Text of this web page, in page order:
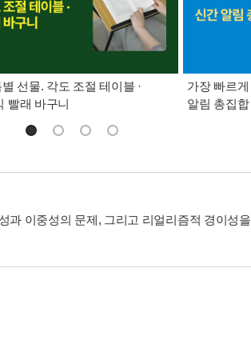
선물. 각도 조절 테이블 ·
빨래 바구니
가장 빠르
알림 총집합
과 이중성의 문제, 그리고 리얼리즘적 경이성